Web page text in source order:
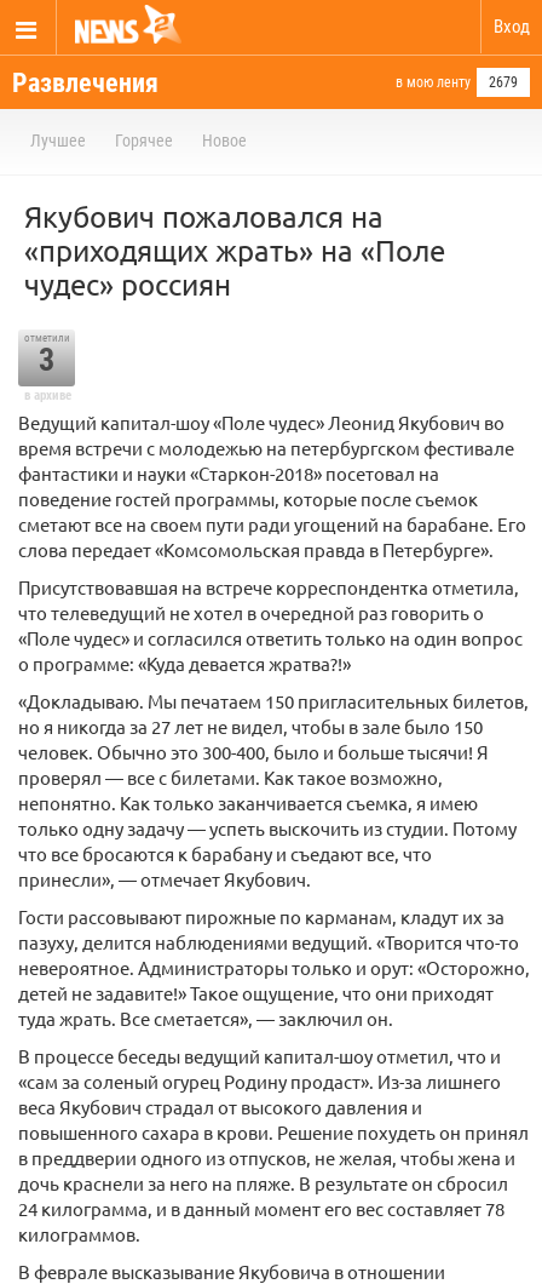
Вход
Развлечения в мою ленту 2679
Лучшее Горячее Новое
Якубович пожаловался на
«приходящих жрать» на «Поле
чудес» россиян
отметили
3
в архиве
Ведущий капитал-шоу «Поле чудес» Леонид Якубович во
время встречи с молодежью на петербургском фестивале
фантастики и науки «Старкон-2018» посетовал на
поведение гостей программы, которые после съемок
сметают все на своем пути ради угощений на барабане. Его
слова передает «Комсомольская правда в Петербурге».
Присутствовавшая на встрече корреспондентка отметила,
что телеведущий не хотел в очередной раз говорить о
«Поле чудес» и согласился ответить только на один вопрос
о программе: «Куда девается жратва?!»
«Докладываю. Мы печатаем 150 пригласительных билетов,
но я никогда за 27 лет не видел, чтобы в зале было 150
человек. Обычно это 300-400, было и больше тысячи! Я
проверял — все с билетами. Как такое возможно,
непонятно. Как только заканчивается съемка, я имею
только одну задачу — успеть выскочить из студии. Потому
что все бросаются к барабану и съедают все, что
принесли», — отмечает Якубович.
Гости рассовывают пирожные по карманам, кладут их за
пазуху, делится наблюдениями ведущий. «Творится что-то
невероятное. Администраторы только и орут: «Осторожно,
детей не задавите!» Такое ощущение, что они приходят
туда жрать. Все сметается», — заключил он.
В процессе беседы ведущий капитал-шоу отметил, что и
«сам за соленый огурец Родину продаст». Из-за лишнего
веса Якубович страдал от высокого давления и
повышенного сахара в крови. Решение похудеть он принял
в преддверии одного из отпусков, не желая, чтобы жена и
дочь краснели за него на пляже. В результате он сбросил
24 килограмма, и в данный момент его вес составляет 78
килограммов.
В феврале высказывание Якубовича в отношении